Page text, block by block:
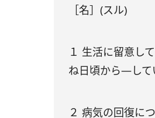
［名］(スル)
１ 生活に留意し
ね日頃から―して
２ 病気の回復に